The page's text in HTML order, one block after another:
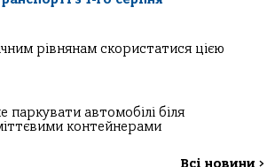
рівнянам скористатися цією
паркувати автомобілі біля
контейнерами